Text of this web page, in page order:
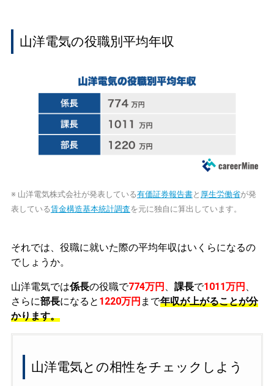
山洋電気の役職別平均年収
※ 山洋電気株式会社が発表している有価証券報告書と 厚生労働省が発
表している賃金構造基本統計調査を元に独自に算出しています。
それでは、役職に就いた際の平均年収はいくらになるの
でしょうか。
山洋電気では係長の役職で774万円 課長で1011万円
さらに部長になると 1220万円 まで年収が上がることが分
かります。
山洋電気との相性をチェックしよう